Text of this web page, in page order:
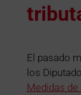
El pasado
los
Medidas de